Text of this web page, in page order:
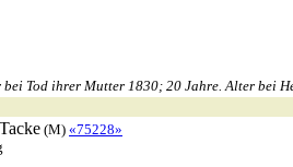
Tod ihrer Mutter 1830; 20 Jahre. Alter bei
Tacke (M) «75228»